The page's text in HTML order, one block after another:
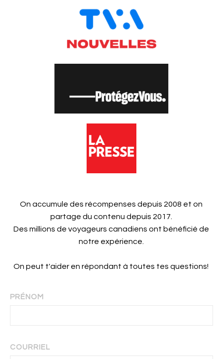
On accumule des récompenses depuis 2008 et on
partage du contenu depuis 2017.
Des millions de voyageurs canadiens ont bénéficié de
notre expérience.
On peut t'aider en répondant à toutes tes questions!
PRÉNOM
COURRIEL